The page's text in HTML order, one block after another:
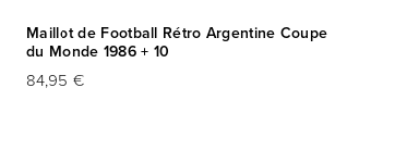
Maillot de Football Rétro Argentine Coupe
du Monde 1986 + 10
84,95 €